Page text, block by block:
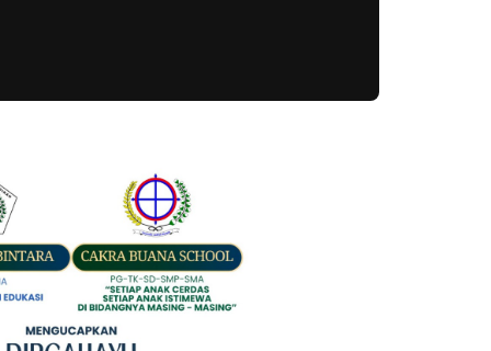
Skill Competition 2025